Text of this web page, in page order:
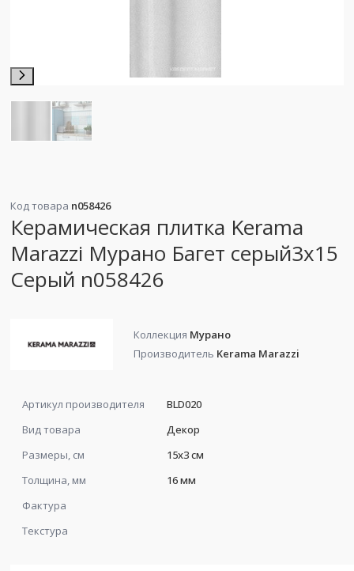
Код товара n058426
Керамическая плитка Kerama
Marazzi Мурано Багет серый3x15
Серый n058426
Коллекция Мурано
Производитель Kerama Marazzi
Артикул производителя
BLD020
Вид товара
Декор
Размеры, см
15x3 см
Толщина, мм
16 мм
Фактура
Текстура